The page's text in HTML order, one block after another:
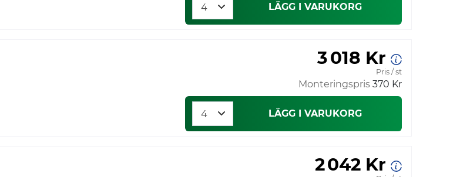
LÄGG I VARUKORG
3 018 Kr
Pris / st
Monteringspris 370 Kr
LÄGG I VARUKORG
2 042 Kr